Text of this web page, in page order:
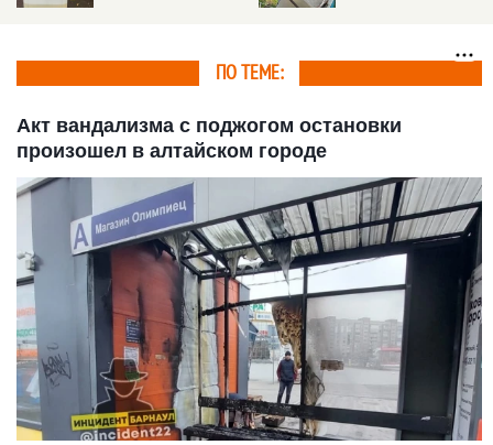
ПО ТЕМЕ:
Акт вандализма с поджогом остановки
произошел в алтайском городе